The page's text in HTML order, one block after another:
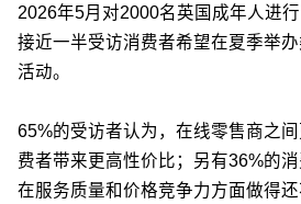
2026年5月对2000名英国成年人进行
接近一半受访消费者希望在夏季举
活动。
65%的受访者认为，在线零售商之
费者带来更高性价比；另有36%的
在服务质量和价格竞争力方面做得还